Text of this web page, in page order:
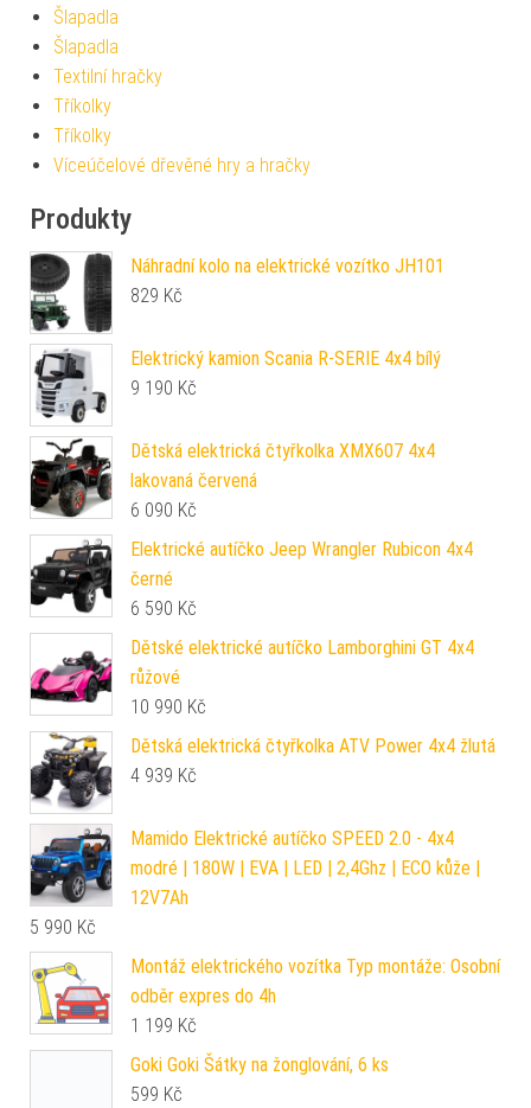
Šlapadla
Šlapadla
Textilní hračky
Tříkolky
Tříkolky
Víceúčelové dřevěné hry a hračky
Produkty
Náhradní kolo na elektrické vozítko JH101
829 Kč
Elektrický kamion Scania R-SERIE 4x4 bílý
9 190 Kč
Dětská elektrická čtyřkolka XMX607 4x4
lakovaná červená
6 090 Kč
Elektrické autíčko Jeep Wrangler Rubicon 4x4
černé
6 590 Kč
Dětské elektrické autíčko Lamborghini GT 4x4
růžové
10 990 Kč
Dětská elektrická čtyřkolka ATV Power 4x4 žlutá
4 939 Kč
Mamido Elektrické autíčko SPEED 2.0 - 4x4
modré | 180W | EVA | LED | 2,4Ghz | ECO kůže |
12V7Ah
5 990 Kč
Montáž elektrického vozítka Typ montáže: Osobní
odběr expres do 4h
1 199 Kč
Goki Goki Šátky na žonglování, 6 ks
599 Kč